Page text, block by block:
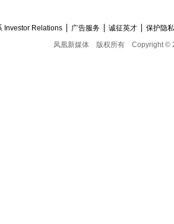
Investor Relations 广告服务 诚征英才
保护隐
凤凰新媒体
版权所有 Copyright ©